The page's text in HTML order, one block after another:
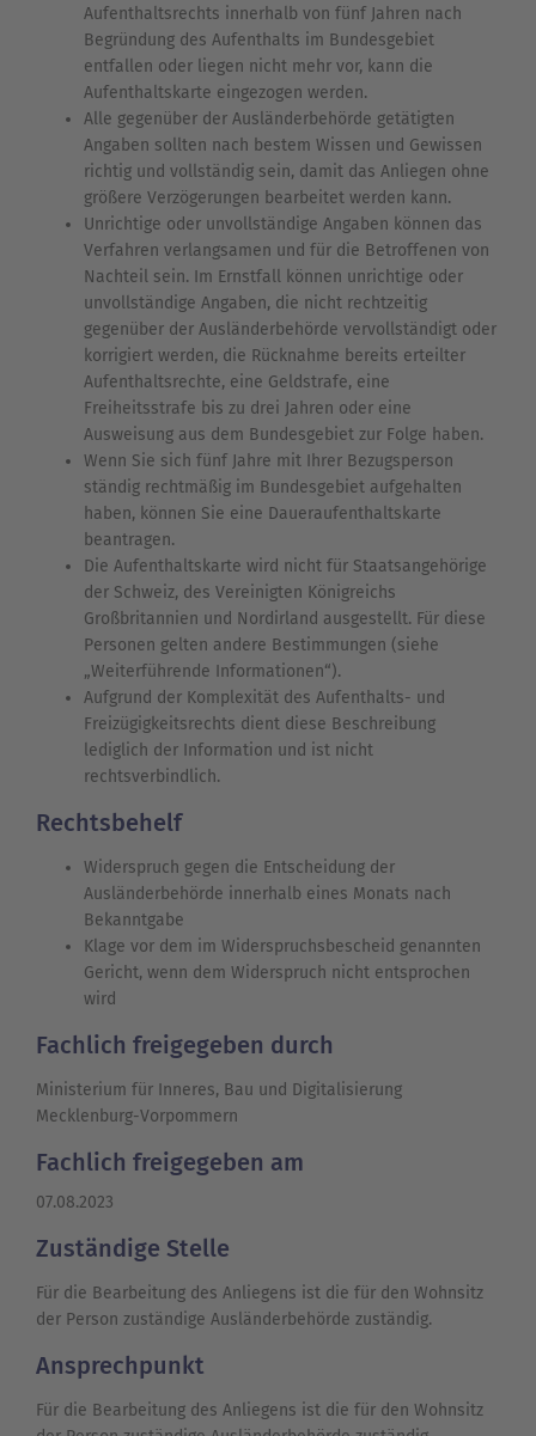
Aufenthaltsrechts innerhalb von fünf Jahren nach
Begründung des Aufenthalts im Bundesgebiet
entfallen oder liegen nicht mehr vor, kann die
Aufenthaltskarte eingezogen werden.
Alle gegenüber der Ausländerbehörde getätigten
Angaben sollten nach bestem Wissen und Gewissen
richtig und vollständig sein, damit das Anliegen ohne
größere Verzögerungen bearbeitet werden kann.
Unrichtige oder unvollständige Angaben können das
Verfahren verlangsamen und für die Betroffenen von
Nachteil sein. Im Ernstfall können unrichtige oder
unvollständige Angaben, die nicht rechtzeitig
gegenüber der Ausländerbehörde vervollständigt oder
korrigiert werden, die Rücknahme bereits erteilter
Aufenthaltsrechte, eine Geldstrafe, eine
Freiheitsstrafe bis zu drei Jahren oder eine
Ausweisung aus dem Bundesgebiet zur Folge haben.
Wenn Sie sich fünf Jahre mit Ihrer Bezugsperson
ständig rechtmäßig im Bundesgebiet aufgehalten
haben, können Sie eine Daueraufenthaltskarte
beantragen.
Die Aufenthaltskarte wird nicht für Staatsangehörige
der Schweiz, des Vereinigten Königreichs
Großbritannien und Nordirland ausgestellt. Für diese
Personen gelten andere Bestimmungen (siehe
„Weiterführende Informationen“).
Aufgrund der Komplexität des Aufenthalts- und
Freizügigkeitsrechts dient diese Beschreibung
lediglich der Information und ist nicht
rechtsverbindlich.
Rechtsbehelf
Widerspruch gegen die Entscheidung der
Ausländerbehörde innerhalb eines Monats nach
Bekanntgabe
Klage vor dem im Widerspruchsbescheid genannten
Gericht, wenn dem Widerspruch nicht entsprochen
wird
Fachlich freigegeben durch
Ministerium für Inneres, Bau und Digitalisierung
Mecklenburg-Vorpommern
Fachlich freigegeben am
07.08.2023
Zuständige Stelle
Für die Bearbeitung des Anliegens ist die für den Wohnsitz
der Person zuständige Ausländerbehörde zuständig.
Ansprechpunkt
Für die Bearbeitung des Anliegens ist die für den Wohnsitz